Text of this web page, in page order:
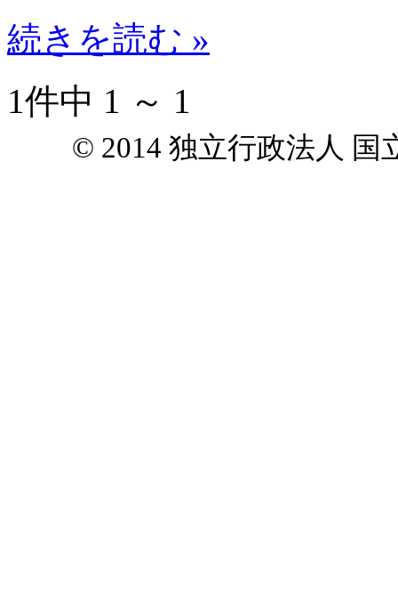
続きを読む »
1件中 1 ～ 1
© 2014 独立行政法人 国